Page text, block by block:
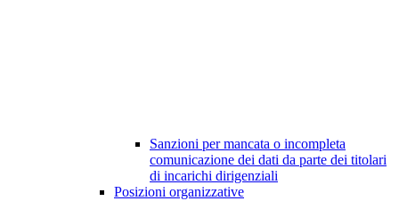
Sanzioni per mancata o incompleta
comunicazione dei dati da parte dei titolari
di incarichi dirigenziali
Posizioni organizzative